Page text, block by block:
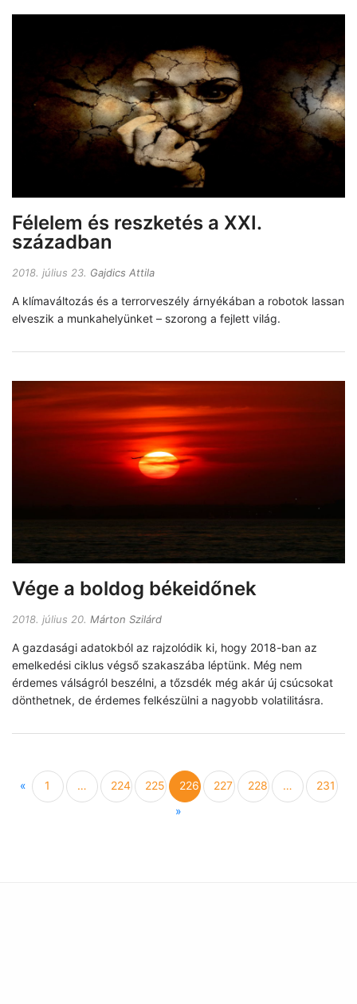
Félelem és reszketés a XXI.
században
2018. július 23. Gajdics Attila
A klímaváltozás és a terrorveszély árnyékában a robotok lassan
elveszik a munkahelyünket – szorong a fejlett világ.
Vége a boldog békeidőnek
2018. július 20. Márton Szilárd
A gazdasági adatokból az rajzolódik ki, hogy 2018-ban az
emelkedési ciklus végső szakaszába léptünk. Még nem
érdemes válságról beszélni, a tőzsdék még akár új csúcsokat
dönthetnek, de érdemes felkészülni a nagyobb volatilitásra.
«Previous
1 … 224 225 226 227 228 …
231
»